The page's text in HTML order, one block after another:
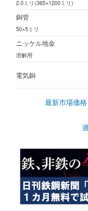
2.0ミリ(365×1200ミリ)
銅管
50×5ミリ
ニッケル地金
溶解用
電気銅
最新市場価